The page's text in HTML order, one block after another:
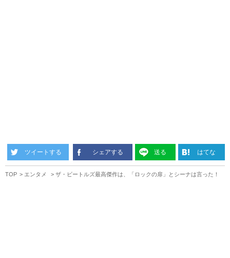
ツイートする シェアする 送る はてな
TOP エンタメ ザ・ビートルズ最高傑作は、「ロックの扉」とシーナは言った！